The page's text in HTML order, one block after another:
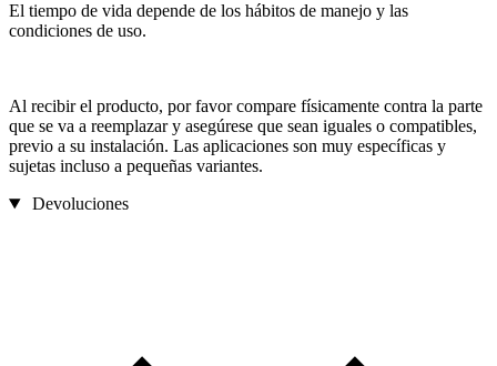
El tiempo de vida depende de los hábitos de manejo y las
condiciones de uso.
Al recibir el producto, por favor compare físicamente contra la parte
que se va a reemplazar y asegúrese que sean iguales o compatibles,
previo a su instalación. Las aplicaciones son muy específicas y
sujetas incluso a pequeñas variantes.
Devoluciones